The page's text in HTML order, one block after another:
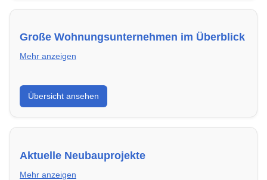
Große Wohnungsunternehmen im Überblick
Mehr anzeigen
Hier findest du die wichtigsten Anbieter in Wetzlar –
von Genossenschaften bis zu privaten Vermietern.
Übersicht ansehen
Aktuelle Neubauprojekte
Mehr anzeigen